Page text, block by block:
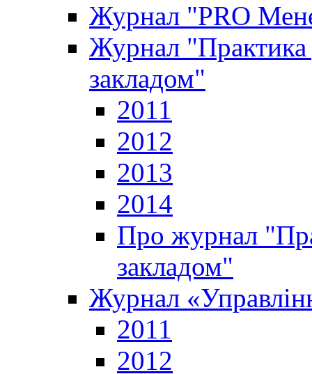
Журнал "PRO
Журнал "Практика
закладом"
2011
2012
2013
2014
Про журнал
закладом"
Журнал
2011
2012